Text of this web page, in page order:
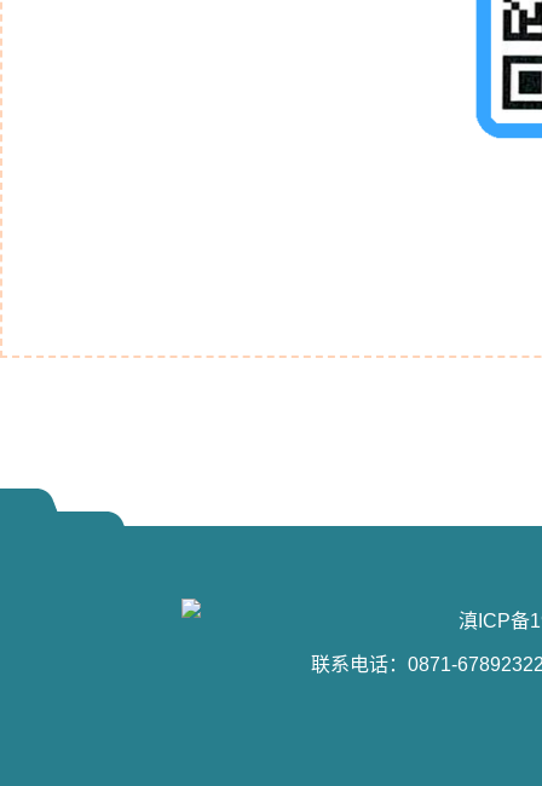
滇ICP备
联系电话：0871-